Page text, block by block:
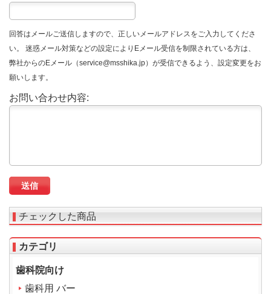
回答はメールご送信しますので、正しいメールアドレスをご入力してくださ
い。 迷惑メール対策などの設定によりEメール受信を制限されている方は、
弊社からのEメール（service@msshika.jp）が受信できるよう、設定変更をお
願いします。
お問い合わせ内容:
チェックした商品
カテゴリ
歯科院向け
歯科用 バー